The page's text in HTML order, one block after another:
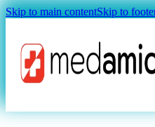
Skip to main contentSkip to
Magazin